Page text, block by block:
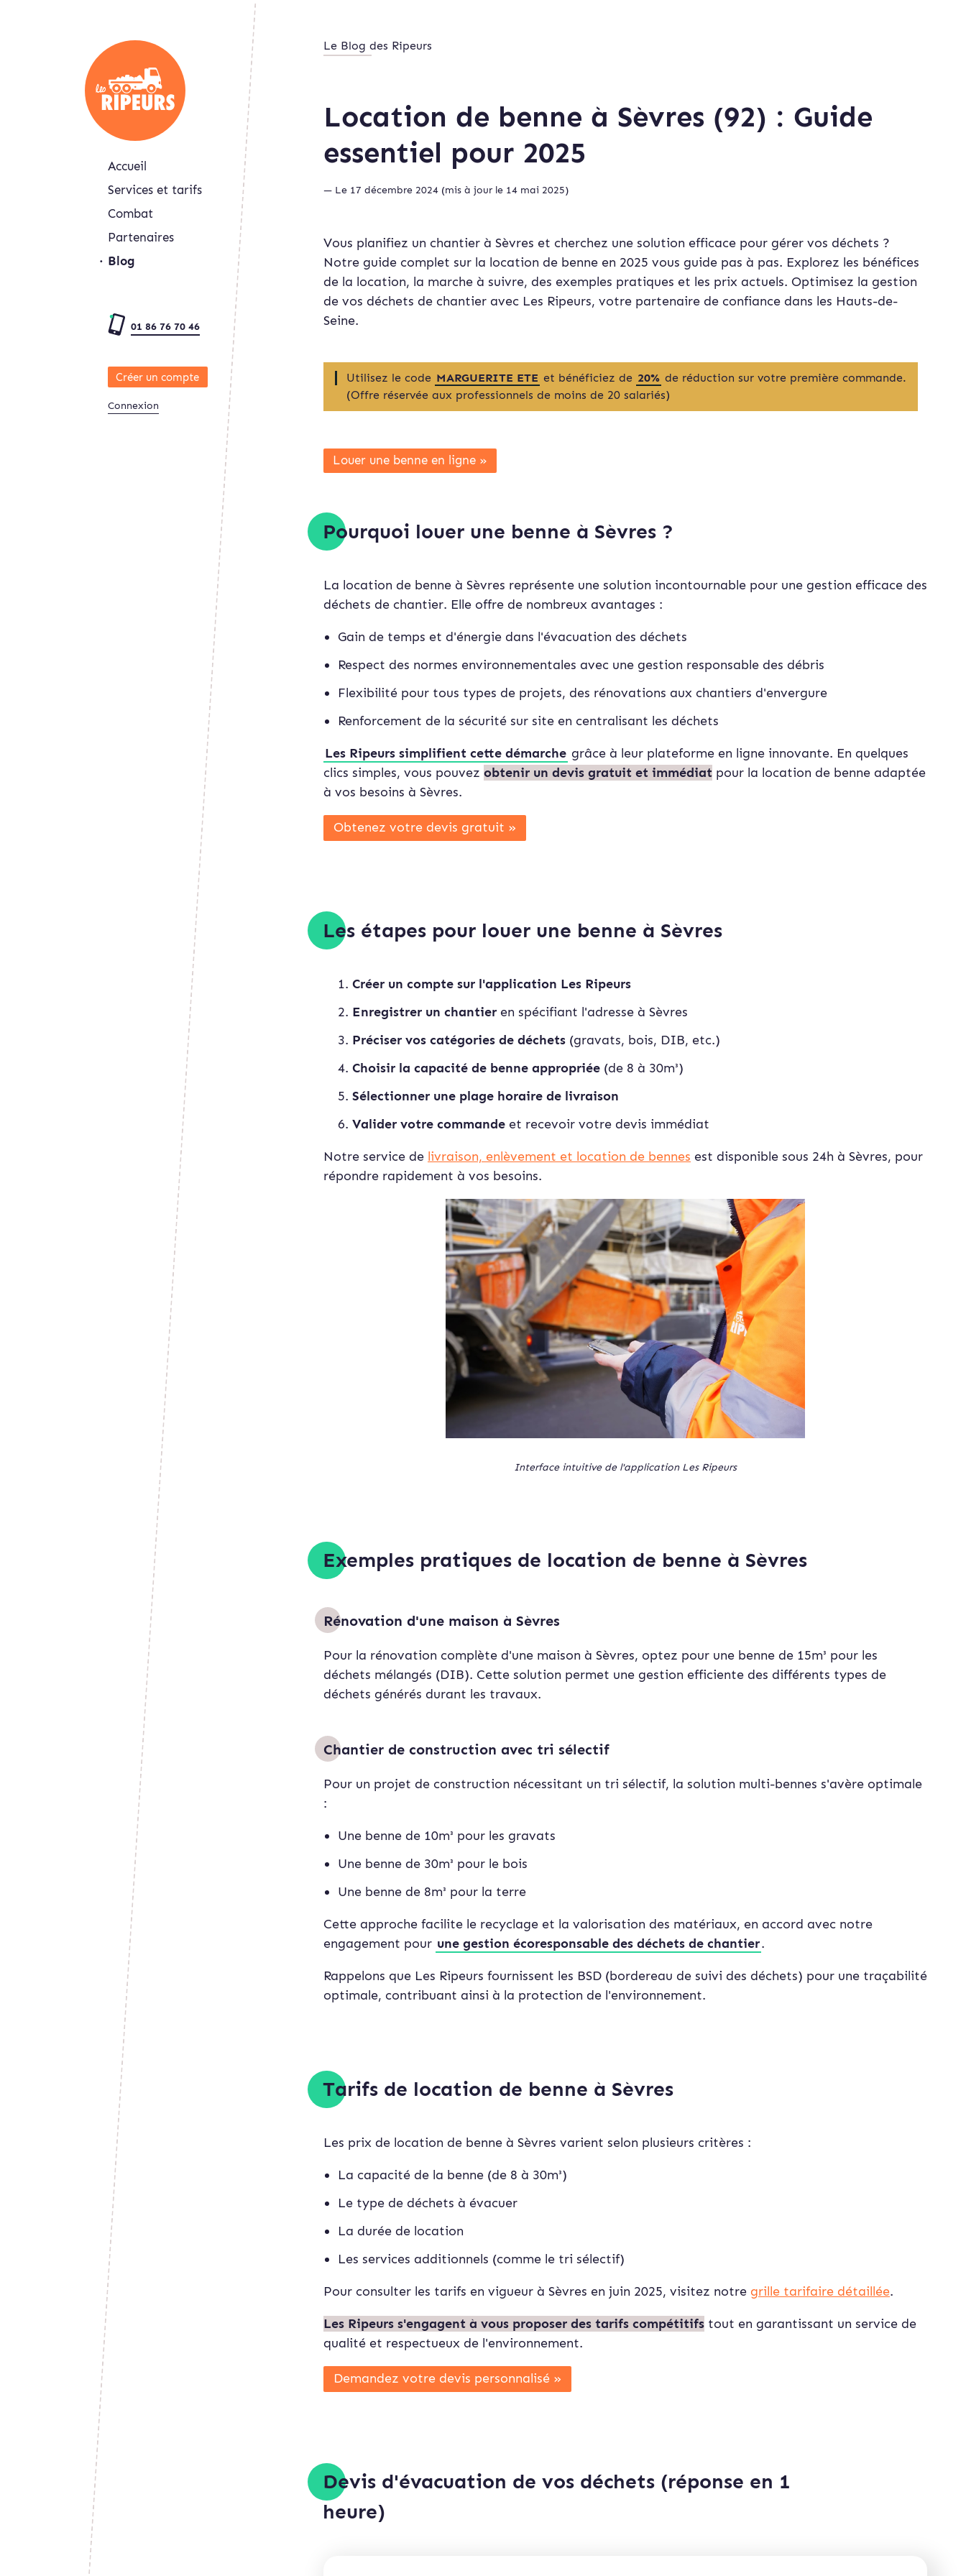
Accueil
Services et tarifs
Combat
Partenaires
Blog
01 86 76 70 46
Créer un compte
Connexion
Le Blog des Ripeurs
Location de benne à Sèvres (92) : Guide
essentiel pour 2025
— Le 17 décembre 2024 (mis à jour le 14 mai 2025)
Vous planifiez un chantier à Sèvres et cherchez une solution efficace pour gérer vos déchets ?
Notre guide complet sur la location de benne en 2025 vous guide pas à pas. Explorez les bénéfices
de la location, la marche à suivre, des exemples pratiques et les prix actuels. Optimisez la gestion
de vos déchets de chantier avec Les Ripeurs, votre partenaire de confiance dans les Hauts-de-
Seine.
Utilisez le code MARGUERITE ETE et bénéficiez de 20% de réduction sur votre première commande.
(Offre réservée aux professionnels de moins de 20 salariés)
Louer une benne en ligne »
Pourquoi louer une benne à Sèvres ?
La location de benne à Sèvres représente une solution incontournable pour une gestion efficace des
déchets de chantier. Elle offre de nombreux avantages :
Gain de temps et d'énergie dans l'évacuation des déchets
Respect des normes environnementales avec une gestion responsable des débris
Flexibilité pour tous types de projets, des rénovations aux chantiers d'envergure
Renforcement de la sécurité sur site en centralisant les déchets
Les Ripeurs simplifient cette démarche grâce à leur plateforme en ligne innovante. En quelques
clics simples, vous pouvez obtenir un devis gratuit et immédiat pour la location de benne adaptée
à vos besoins à Sèvres.
Obtenez votre devis gratuit »
Les étapes pour louer une benne à Sèvres
Créer un compte sur l'application Les Ripeurs
Enregistrer un chantier en spécifiant l'adresse à Sèvres
Préciser vos catégories de déchets (gravats, bois, DIB, etc.)
Choisir la capacité de benne appropriée (de 8 à 30m³)
Sélectionner une plage horaire de livraison
Valider votre commande et recevoir votre devis immédiat
Notre service de livraison, enlèvement et location de bennes est disponible sous 24h à Sèvres, pour
répondre rapidement à vos besoins.
Interface intuitive de l'application Les Ripeurs
Exemples pratiques de location de benne à Sèvres
Rénovation d'une maison à Sèvres
Pour la rénovation complète d'une maison à Sèvres, optez pour une benne de 15m³ pour les
déchets mélangés (DIB). Cette solution permet une gestion efficiente des différents types de
déchets générés durant les travaux.
Chantier de construction avec tri sélectif
Pour un projet de construction nécessitant un tri sélectif, la solution multi-bennes s'avère optimale
:
Une benne de 10m³ pour les gravats
Une benne de 30m³ pour le bois
Une benne de 8m³ pour la terre
Cette approche facilite le recyclage et la valorisation des matériaux, en accord avec notre
engagement pour une gestion écoresponsable des déchets de chantier.
Rappelons que Les Ripeurs fournissent les BSD (bordereau de suivi des déchets) pour une traçabilité
optimale, contribuant ainsi à la protection de l'environnement.
Tarifs de location de benne à Sèvres
Les prix de location de benne à Sèvres varient selon plusieurs critères :
La capacité de la benne (de 8 à 30m³)
Le type de déchets à évacuer
La durée de location
Les services additionnels (comme le tri sélectif)
Pour consulter les tarifs en vigueur à Sèvres en juin 2025, visitez notre grille tarifaire détaillée.
Les Ripeurs s'engagent à vous proposer des tarifs compétitifs tout en garantissant un service de
qualité et respectueux de l'environnement.
Demandez votre devis personnalisé »
Devis d'évacuation de vos déchets (réponse en 1
heure)